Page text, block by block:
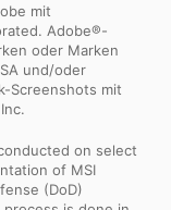
mit
Adobe®-
oder Marken
und/oder
Screenshots mit
on select
of MSI
(DoD)